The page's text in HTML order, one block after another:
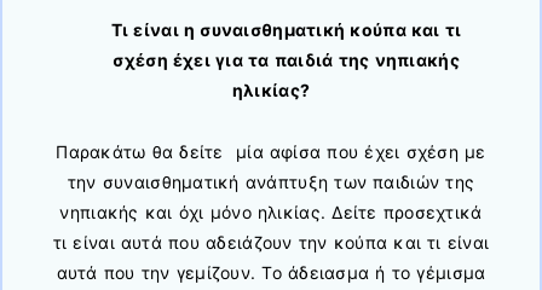
Τι είναι η συναισθηματική κούπα και τι
σχέση έχει για τα παιδιά της νηπιακής
ηλικίας?
Παρακάτω θα δείτε μία αφίσα που έχει σχέση με
την συναισθηματική ανάπτυξη των παιδιών της
νηπιακής και όχι μόνο ηλικίας. Δείτε προσεχτικά
τι είναι αυτά που αδειάζουν την κούπα και τι είναι
αυτά που την γεμίζουν. Το άδειασμα ή το γέμισμα